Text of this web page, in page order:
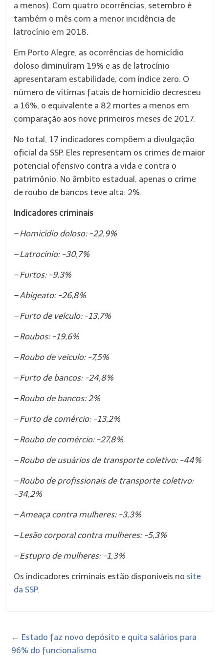
a menos). Com quatro ocorrências, setembro é
também o mês com a menor incidência de
latrocínio em 2018.
Em Porto Alegre, as ocorrências de homicídio
doloso diminuíram 19% e as de latrocínio
apresentaram estabilidade, com índice zero. O
número de vítimas fatais de homicídio decresceu
a 16%, o equivalente a 82 mortes a menos em
comparação aos nove primeiros meses de 2017.
No total, 17 indicadores compõem a divulgação
oficial da SSP. Eles representam os crimes de maior
potencial ofensivo contra a vida e contra o
patrimônio. No âmbito estadual, apenas o crime
de roubo de bancos teve alta: 2%.
Indicadores criminais
– Homicídio doloso: -22,9%
– Latrocínio: -30,7%
– Furtos: -9,3%
– Abigeato: -26,8%
– Furto de veículo: -13,7%
– Roubos: -19,6%
– Roubo de veículo: -7,5%
– Furto de bancos: -24,8%
– Roubo de bancos: 2%
– Furto de comércio: -13,2%
– Roubo de comércio: -27,8%
– Roubo de usuários de transporte coletivo: -44%
– Roubo de profissionais de transporte coletivo:
-34,2%
– Ameaça contra mulheres: -3,3%
– Lesão corporal contra mulheres: -5,3%
– Estupro de mulheres: -1,3%
Os indicadores criminais estão disponíveis no site
da SSP.
← Estado faz novo depósito e quita salários para
96% do funcionalismo